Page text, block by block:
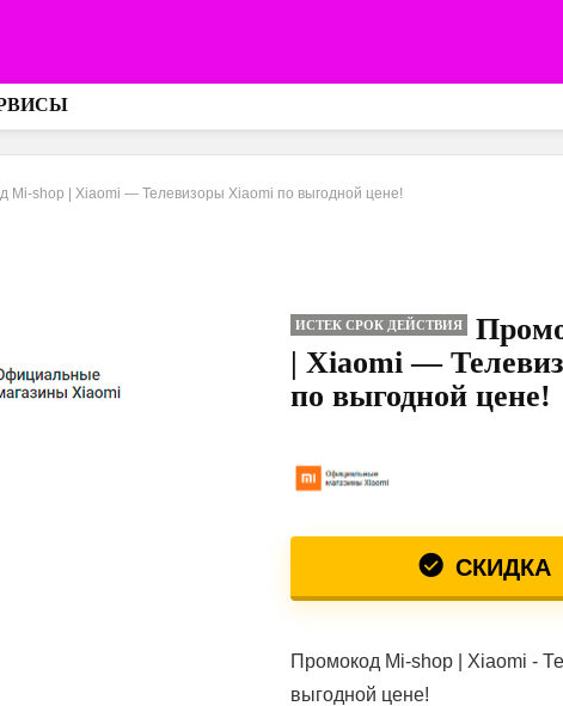
Mi-shop | Xiaomi — Телевизоры Xiaomi по выгодной цене!
ИСТЕК СРОК ДЕЙСТВИЯ
| Xiaomi —
по выгодной цене!
СКИДКА
Промокод Mi-shop | Xiaomi -
выгодной цене!